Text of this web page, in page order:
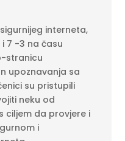
interneta,
i 7 -3 na času
stranicu
upoznavanja sa
su pristupili
neku od
ciljem da provjere i
i